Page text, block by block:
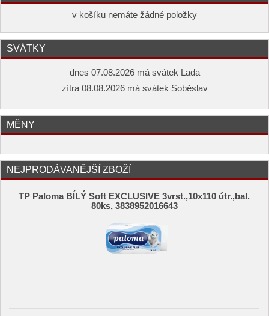
v košíku nemáte žádné položky
SVÁTKY
dnes 07.08.2026 má svátek Lada
zítra 08.08.2026 má svátek Soběslav
MĚNY
NEJPRODÁVANĚJŠÍ ZBOŽÍ
TP Paloma BÍLÝ Soft EXCLUSIVE 3vrst.,10x110 útr.,bal.
80ks, 3838952016643